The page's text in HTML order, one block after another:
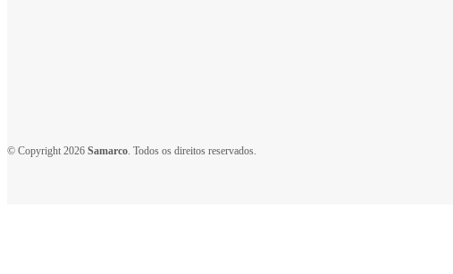
© Copyright 2026 Samarco . Todos os direitos reservados.